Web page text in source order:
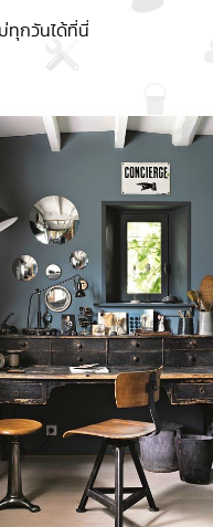
ทุกวันได้ที่นี่
Save